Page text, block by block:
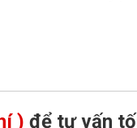
) để tư vấn